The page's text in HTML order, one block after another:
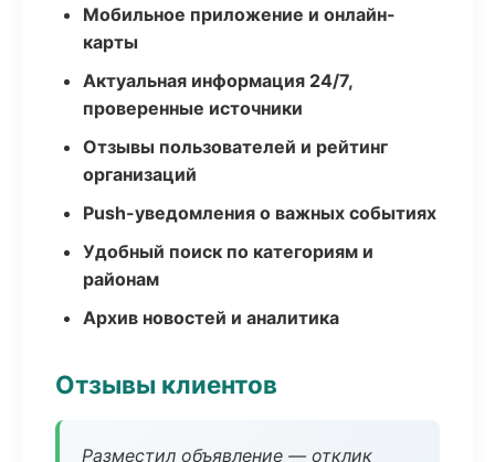
Мобильное приложение и онлайн-
карты
Актуальная информация 24/7,
проверенные источники
Отзывы пользователей и рейтинг
организаций
Push-уведомления о важных событиях
Удобный поиск по категориям и
районам
Архив новостей и аналитика
Отзывы клиентов
Разместил объявление — отклик